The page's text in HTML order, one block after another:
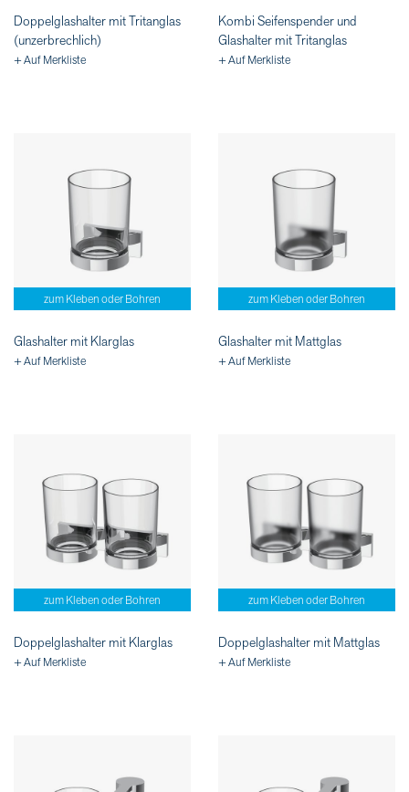
Doppelglashalter mit Tritanglas
(unzerbrechlich)
+ Auf Merkliste
Kombi Seifenspender und
Glashalter mit Tritanglas
+ Auf Merkliste
zum Kleben oder Bohren
Glashalter mit Klarglas
+ Auf Merkliste
zum Kleben oder Bohren
Glashalter mit Mattglas
+ Auf Merkliste
zum Kleben oder Bohren
Doppelglashalter mit Klarglas
+ Auf Merkliste
zum Kleben oder Bohren
Doppelglashalter mit Mattglas
+ Auf Merkliste